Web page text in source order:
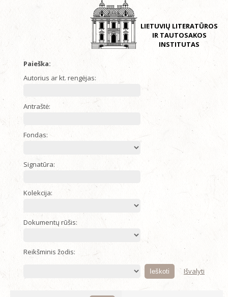
LIETUVIŲ LITERATŪROS
IR TAUTOSAKOS
INSTITUTAS
Paieška:
Autorius ar kt. rengėjas:
Antraštė:
Fondas:
Signatūra:
Kolekcija:
Dokumentų rūšis:
Reikšminis žodis:
Išvalyti